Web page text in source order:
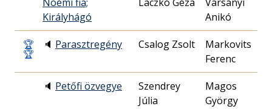
Királyhágó
Anikó
🏆
🏆
🔈 Parasztregény Csalog Zsolt
Markovits
Ferenc
🔈 Petőfi özvegye
Szendrey
Júlia
Magos
György